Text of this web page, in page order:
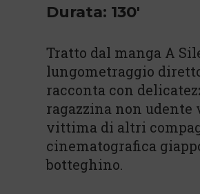
Durata: 130'
Tratto dal manga A
lungometraggio
racconta con
ragazzina non udente
vittima di altri
cinematografica
botteghino.